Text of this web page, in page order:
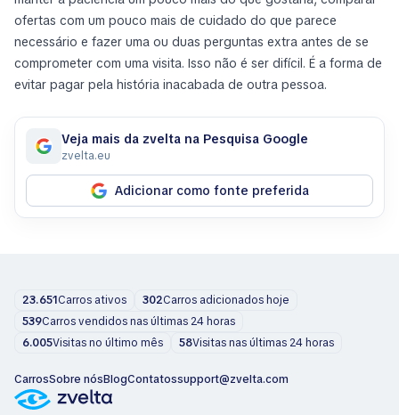
ofertas com um pouco mais de cuidado do que parece
necessário e fazer uma ou duas perguntas extra antes de se
comprometer com uma visita. Isso não é ser difícil. É a forma de
evitar pagar pela história inacabada de outra pessoa.
Veja mais da zvelta na Pesquisa Google
zvelta.eu
Adicionar como fonte preferida
23.651Carros ativos 302Carros adicionados hoje
539Carros vendidos nas últimas 24 horas
6.005Visitas no último mês 58Visitas nas últimas 24 horas
CarrosSobre nósBlogContatossupport@zvelta.com